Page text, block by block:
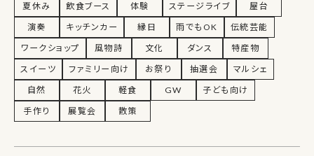
夏休み 飲食ブース 体験 ステージライブ
屋台
演奏
キッチンカー 縁日 雨でもOK
伝統芸能
ワークショップ
風物詩 文化 ダンス
特産物
スイーツ
ファミリー向け お祭り 抽選会
マルシェ
自然
花火 軽食 GW
子ども向け
手作り
展覧会 散策